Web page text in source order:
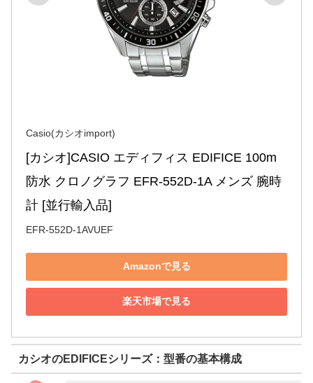
Casio(カシオimport)
[カシオ]CASIO エディフィス EDIFICE 100m
防水 クロノグラフ EFR-552D-1A メンズ 腕時
計 [並行輸入品]
EFR-552D-1AVUEF
Amazonで見る
楽天市場で見る
カシオのEDIFICEシリーズ：型番の基本構成